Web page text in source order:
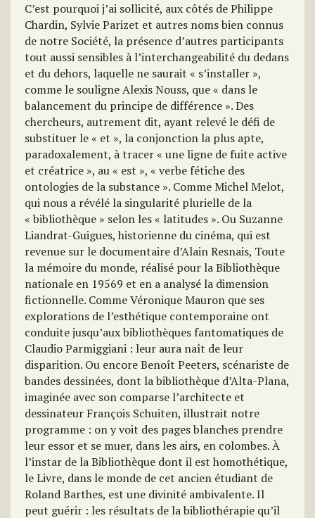
C’est pourquoi j’ai sollicité, aux côtés de Philippe
Chardin, Sylvie Parizet et autres noms bien connus
de notre Société, la présence d’autres participants
tout aussi sensibles à l’interchangeabilité du dedans
et du dehors, laquelle ne saurait « s’installer »,
comme le souligne Alexis Nouss, que « dans le
balancement du principe de différence ». Des
chercheurs, autrement dit, ayant relevé le défi de
substituer le « et », la conjonction la plus apte,
paradoxalement, à tracer « une ligne de fuite active
et créatrice », au « est », « verbe fétiche des
ontologies de la substance ». Comme Michel Melot,
qui nous a révélé la singularité plurielle de la
« bibliothèque » selon les « latitudes ». Ou Suzanne
Liandrat-Guigues, historienne du cinéma, qui est
revenue sur le documentaire d’Alain Resnais, Toute
la mémoire du monde, réalisé pour la Bibliothèque
nationale en 19569 et en a analysé la dimension
fictionnelle. Comme Véronique Mauron que ses
explorations de l’esthétique contemporaine ont
conduite jusqu’aux bibliothèques fantomatiques de
Claudio Parmiggiani : leur aura naît de leur
disparition. Ou encore Benoît Peeters, scénariste de
bandes dessinées, dont la bibliothèque d’Alta-Plana,
imaginée avec son comparse l’architecte et
dessinateur François Schuiten, illustrait notre
programme : on y voit des pages blanches prendre
leur essor et se muer, dans les airs, en colombes. À
l’instar de la Bibliothèque dont il est homothétique,
le Livre, dans le monde de cet ancien étudiant de
Roland Barthes, est une divinité ambivalente. Il
peut guérir : les résultats de la bibliothérapie qu’il